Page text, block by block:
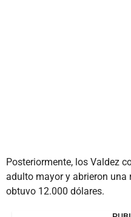
Posteriormente, los Valdez
adulto mayor y abrieron una
obtuvo 12.000 dólares.